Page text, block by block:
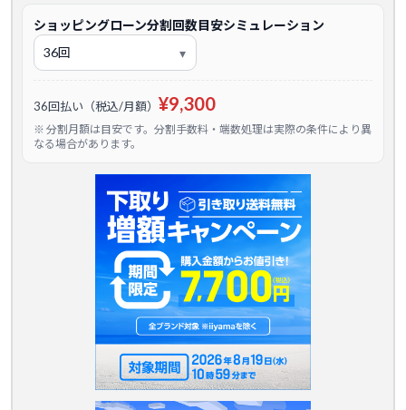
ショッピングローン分割回数目安シミュレーション
36回払い（税込/月額） ¥9,300
※ 分割月額は目安です。分割手数料・端数処理は実際の条件により異
なる場合があります。